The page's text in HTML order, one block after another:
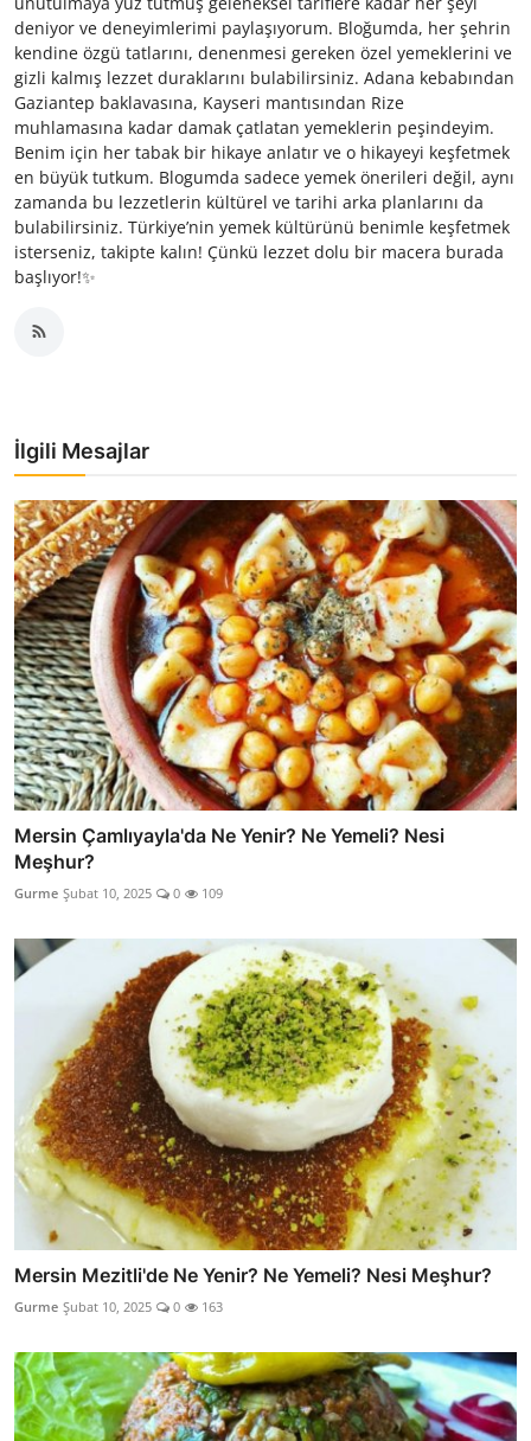
deniyor ve deneyimlerimi paylaşıyorum. Bloğumda, her şehrin
kendine özgü tatlarını, denenmesi gereken özel yemeklerini ve
gizli kalmış lezzet duraklarını bulabilirsiniz. Adana kebabından
Gaziantep baklavasına, Kayseri mantısından Rize
muhlamasına kadar damak çatlatan yemeklerin peşindeyim.
Benim için her tabak bir hikaye anlatır ve o hikayeyi keşfetmek
en büyük tutkum. Blogumda sadece yemek önerileri değil, aynı
zamanda bu lezzetlerin kültürel ve tarihi arka planlarını da
bulabilirsiniz. Türkiye’nin yemek kültürünü benimle keşfetmek
isterseniz, takipte kalın! Çünkü lezzet dolu bir macera burada
başlıyor!✨
İlgili Mesajlar
Mersin Çamlıyayla'da Ne Yenir? Ne Yemeli? Nesi
Meşhur?
Gurme Şubat 10, 2025 0 109
Mersin Mezitli'de Ne Yenir? Ne Yemeli? Nesi Meşhur?
Gurme Şubat 10, 2025 0 163